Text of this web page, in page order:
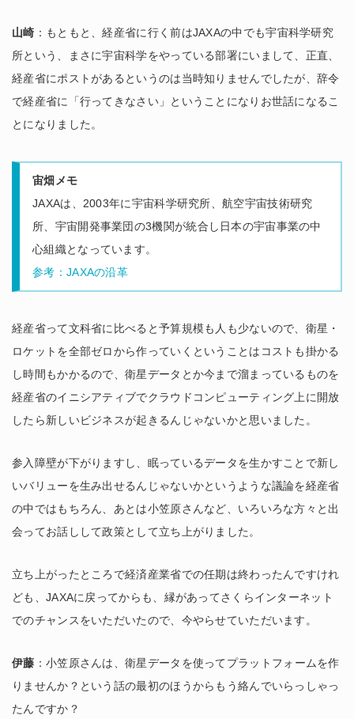
山崎 ：もともと、経産省に行く前はJAXAの中でも宇宙科学研究
所という、まさに宇宙科学をやっている部署にいまして、正直、
経産省にポストがあるというのは当時知りませんでしたが、辞令
で経産省に「行ってきなさい」ということになりお世話になるこ
とになりました。
宙畑メモ
JAXAは、2003年に宇宙科学研究所、航空宇宙技術研究
所、宇宙開発事業団の3機関が統合し日本の宇宙事業の中
心組織となっています。
参考：JAXAの沿革
経産省って文科省に比べると予算規模も人も少ないので、衛星・
ロケットを全部ゼロから作っていくということはコストも掛かる
し時間もかかるので、衛星データとか今まで溜まっているものを
経産省のイニシアティブでクラウドコンピューティング上に開放
したら新しいビジネスが起きるんじゃないかと思いました。
参入障壁が下がりますし、眠っているデータを生かすことで新し
いバリューを生み出せるんじゃないかというような議論を経産省
の中ではもちろん、あとは小笠原さんなど、いろいろな方々と出
会ってお話しして政策として立ち上がりました。
立ち上がったところで経済産業省での任期は終わったんですけれ
ども、JAXAに戻ってからも、縁があってさくらインターネット
でのチャンスをいただいたので、今やらせていただいます。
伊藤 ：小笠原さんは、衛星データを使ってプラットフォームを作
りませんか？という話の最初のほうからもう絡んでいらっしゃっ
たんですか？